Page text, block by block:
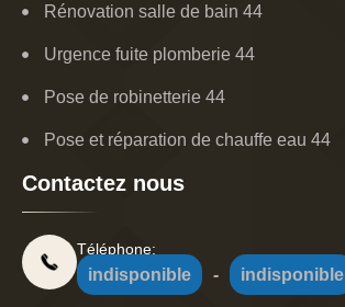
Rénovation salle de bain 44
Urgence fuite plomberie 44
Pose de robinetterie 44
Pose et réparation de chauffe eau 44
Contactez nous
Téléphone:
indisponible - indisponible